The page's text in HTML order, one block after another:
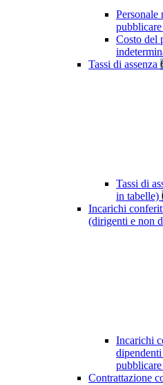
Personale
Costo del
Tassi di assenza
Tassi di
in tabelle)
Incarichi
(dirigenti e non
Incarichi
Contrattazione